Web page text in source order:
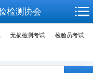
检测协会
无损检测考试 检验员考试